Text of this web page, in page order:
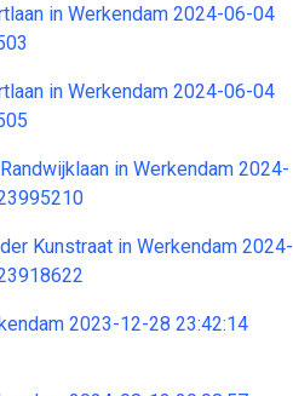
in Werkendam 2024-06-04
in Werkendam 2024-06-04
in Werkendam 2024-
Kunstraat in Werkendam 2024-
2023-12-28 23:42:14